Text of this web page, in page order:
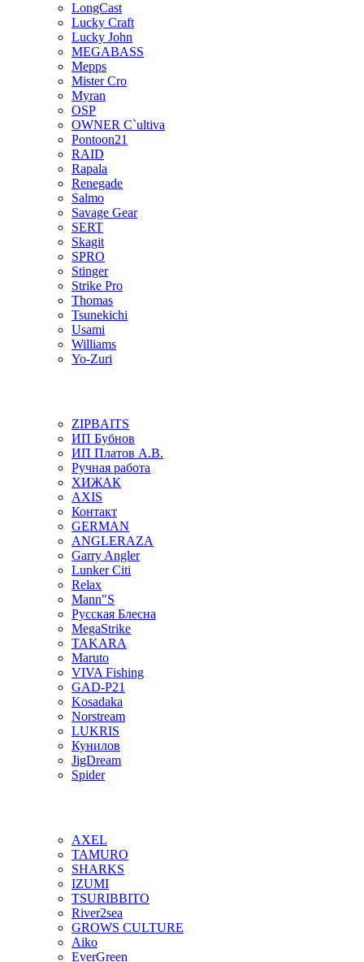
LongCast
Lucky Craft
Lucky John
MEGABASS
Mepps
Mister Cro
Myran
OSP
OWNER C`ultiva
Pontoon21
RAID
Rapala
Renegade
Salmo
Savage Gear
SERT
Skagit
SPRO
Stinger
Strike Pro
Thomas
Tsunekichi
Usami
Williams
Yo-Zuri
ZIPBAITS
ИП Бубнов
ИП Платов А.В.
Ручная работа
ХИЖАК
AXIS
Контакт
GERMAN
ANGLERAZA
Garry Angler
Lunker Citi
Relax
Mann"S
Русская Блесна
MegaStrike
TAKARA
Maruto
VIVA Fishing
GAD-P21
Kosadaka
Norstream
LUKRIS
Кунилов
JigDream
Spider
AXEL
TAMURO
SHARKS
IZUMI
TSURIBBITO
River2sea
GROWS CULTURE
Aiko
EverGreen